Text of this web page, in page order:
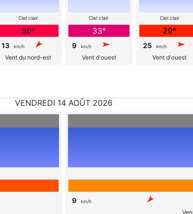
Ciel clair
30°
13 km/h
Vent du nord-est
Ciel clair
33°
9 km/h
Vent d'ouest
Ciel clair
29°
25 km/h
Vent d'ouest
VENDREDI 14 AOÛT 2026
9 km/h